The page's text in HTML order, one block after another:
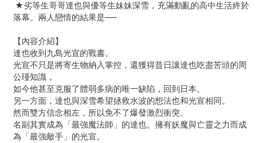
★劣等生哥哥達也與優等生妹妹深雪，充滿動亂的高中生活終於
落幕。兩人戀情的結果是──
【內容介紹】
達也收到九島光宣的戰書。
光宣不只是將寄生物納入掌控，還獲得昔日讓達也吃盡苦頭的周
公瑾知識，
如今他甚至克服了體弱多病的唯一缺陷，回到日本。
另一方面，達也與深雪希望拯救水波的想法也和光宣相同。
然而雙方信念相左，所以免不了爆發激烈衝突。
名副其實成為「最強魔法師」的達也。擁有妖魔與亡靈之力而成
為「最強敵手」的光宣。